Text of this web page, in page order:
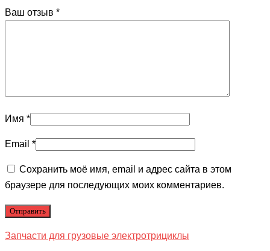
Ваш отзыв *
Имя *
Email *
Сохранить моё имя, email и адрес сайта в этом
браузере для последующих моих комментариев.
Запчасти для грузовые электротрициклы